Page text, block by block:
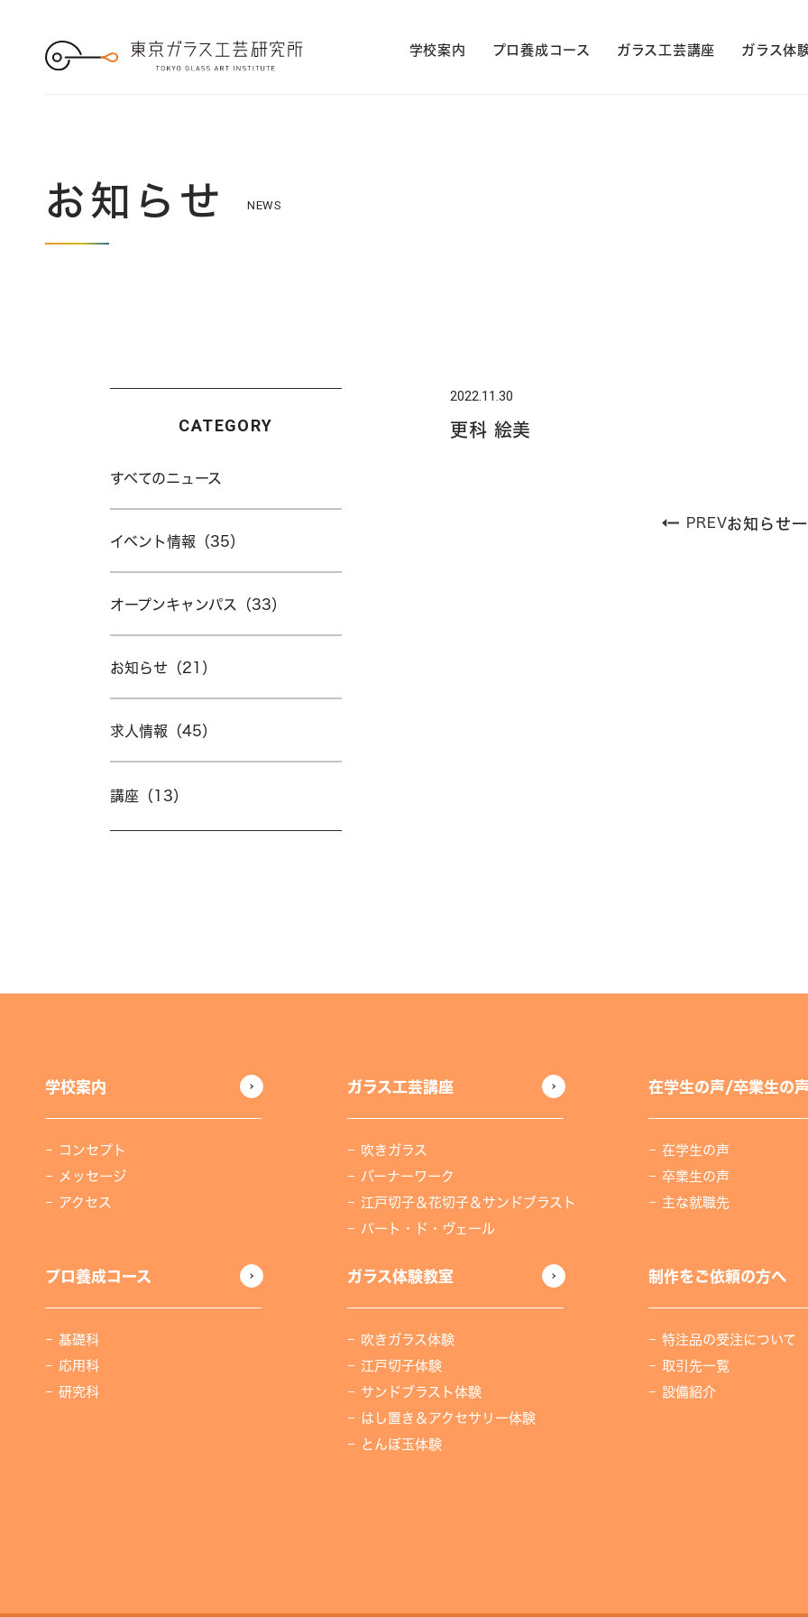
学校案内 プロ養成コース ガラス工芸講座 ガラス体
お知らせ NEWS
CATEGORY
すべてのニュース
イベント情報（35）
オープンキャンパス（33）
お知らせ（21）
求人情報（45）
講座（13）
2022.11.30
更科 絵美
PREVお知らせ
学校案内
コンセプト
メッセージ
アクセス
プロ養成コース
基礎科
応用科
研究科
ガラス工芸講座
吹きガラス
バーナーワーク
江戸切子＆花切子＆サンドブラスト
パート・ド・ヴェール
ガラス体験教室
吹きガラス体験
江戸切子体験
サンドブラスト体験
はし置き＆アクセサリー体験
とんぼ玉体験
在学生の声/卒業生の声
在学生の声
卒業生の声
主な就職先
制作をご依頼の方へ
特注品の受注について
取引先一覧
設備紹介